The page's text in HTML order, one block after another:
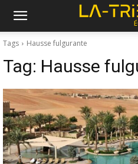
Tags Hausse fulgurante
Tag: Hausse